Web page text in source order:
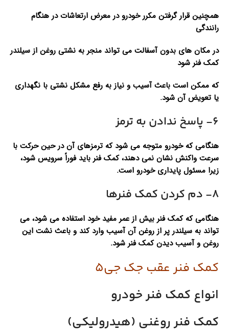
همچنین قرار گرفتن مکرر خودرو در معرض ارتعاشات در هنگام
رانندگی
در مکان های بدون آسفالت می تواند منجر به نشتی روغن از سیلندر
کمک فنر شود
که ممکن است باعث آسیب و نیاز به رفع مشکل نشتی با نگهداری
یا تعویض آن شود.
6- پاسخ ندادن به ترمز
هنگامی که خودرو متوجه می شود که ترمزهای آن در حین حرکت با
سرعت واکنش نشان نمی دهند، کمک فنر باید فوراً سرویس شود،
زیرا مسئول پایداری خودرو است.
8- دم کردن کمک فنرها
هنگامی که کمک فنر بیش از عمر مفید خود استفاده می شود، می
تواند به سیلندر پر از روغن آن آسیب وارد کند و باعث نشت این
روغن و آسیب دیدن کمک فنر شود.
کمک فنر عقب جک جی5
انواع کمک فنر خودرو
کمک فنر روغنی (هیدرولیکی)